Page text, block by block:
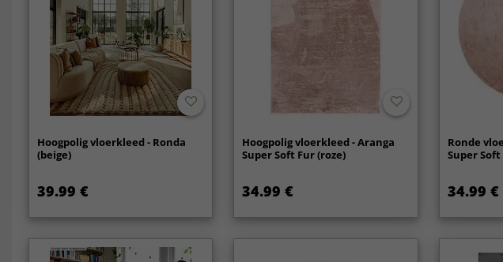
Hoogpolig vloerkleed - Ronda
(beige)
39.99 €
Hoogpolig vloerkleed - Aranga
Super Soft Fur (roze)
34.99 €
Ronde
Super
34.99 €